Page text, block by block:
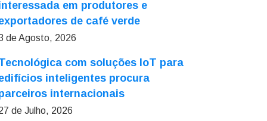
em produtores e
de café verde
de Agosto, 2026
com soluções IoT para
inteligentes procura
internacionais
de Julho, 2026